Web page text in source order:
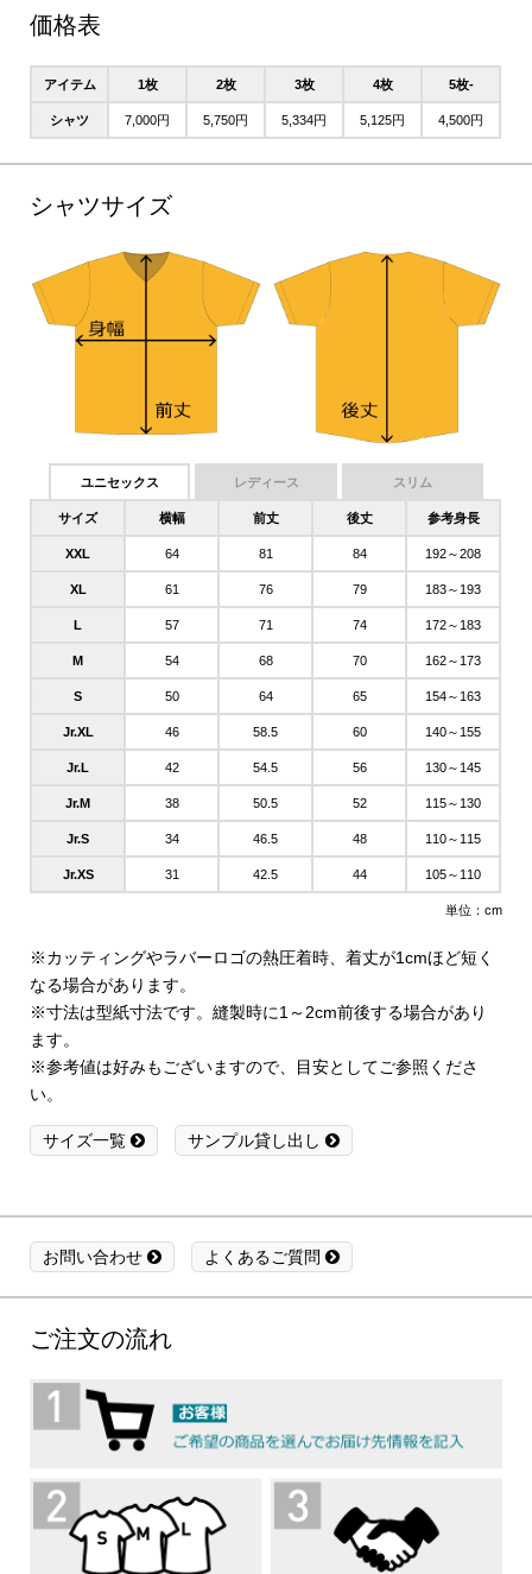
価格表
アイテム 1枚 2枚 3枚 4枚 5枚-
シャツ 7,000円 5,750円 5,334円 5,125円 4,500円
シャツサイズ
ユニセックス レディース スリム
サイズ 横幅 前丈 後丈 参考身長
XXL 64 81 84 192～208
XL 61 76 79 183～193
L 57 71 74 172～183
M 54 68 70 162～173
S 50 64 65 154～163
Jr.XL 46 58.5 60 140～155
Jr.L 42 54.5 56 130～145
Jr.M 38 50.5 52 115～130
Jr.S 34 46.5 48 110～115
Jr.XS 31 42.5 44 105～110
単位：cm
※カッティングやラバーロゴの熱圧着時、着丈が1cmほど短く
なる場合があります。
※寸法は型紙寸法です。縫製時に1～2cm前後する場合があり
ます。
※参考値は好みもございますので、目安としてご参照くださ
い。
サイズ一覧 サンプル貸し出し
お問い合わせ よくあるご質問
ご注文の流れ